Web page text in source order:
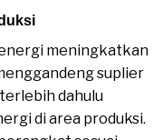
meningkatkan
suplier
terlebih dahulu
di area produksi.